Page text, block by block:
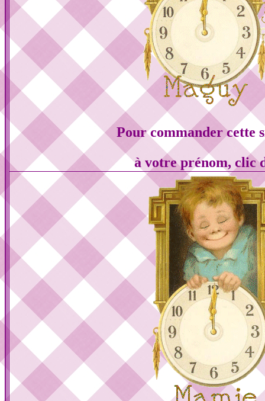
Pour commander cette
à votre prénom, clic